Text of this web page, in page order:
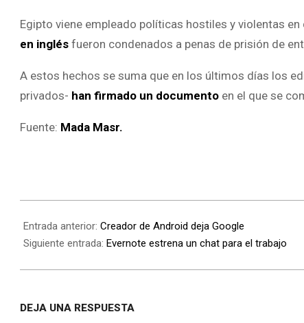
Egipto viene empleado políticas hostiles y violentas en
en inglés fueron condenados a penas de prisión de
A estos hechos se suma que en los últimos días los
privados- han firmado un documento en el que se
Fuente: Mada Masr.
Entrada anterior: Creador de Android deja Google
Siguiente entrada: Evernote estrena un chat para el trabajo
DEJA UNA RESPUESTA